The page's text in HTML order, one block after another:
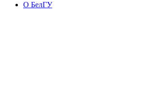
О БелГУ